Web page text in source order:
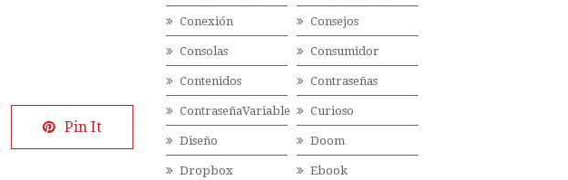
Pin It
Conexión Consejos
Consolas Consumidor
Contenidos Contraseñas
ContraseñaVariable Curioso
Diseño Doom
Dropbox Ebook